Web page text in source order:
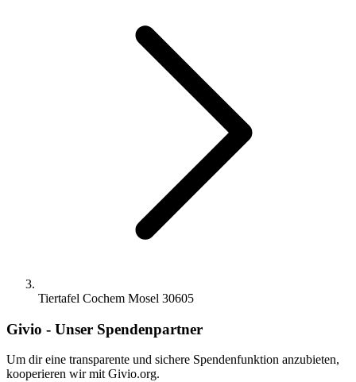
Tiertafel Cochem Mosel 30605
Givio - Unser Spendenpartner
Um dir eine transparente und sichere Spendenfunktion anzubieten,
kooperieren wir mit Givio.org.